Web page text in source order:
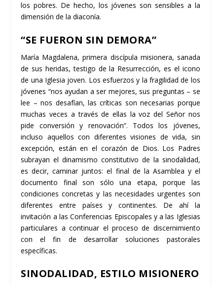
los pobres. De hecho, los jóvenes son sensibles a la
dimensión de la diaconía.
“SE FUERON SIN DEMORA”
María Magdalena, primera discípula misionera, sanada
de sus heridas, testigo de la Resurrección, es el icono
de una Iglesia joven. Los esfuerzos y la fragilidad de los
jóvenes “nos ayudan a ser mejores, sus preguntas – se
lee – nos desafían, las críticas son necesarias porque
muchas veces a través de ellas la voz del Señor nos
pide conversión y renovación”. Todos los jóvenes,
incluso aquellos con diferentes visiones de vida, sin
excepción, están en el corazón de Dios. Los Padres
subrayan el dinamismo constitutivo de la sinodalidad,
es decir, caminar juntos: el final de la Asamblea y el
documento final son sólo una etapa, porque las
condiciones concretas y las necesidades urgentes son
diferentes entre países y continentes. De ahí la
invitación a las Conferencias Episcopales y a las Iglesias
particulares a continuar el proceso de discernimiento
con el fin de desarrollar soluciones pastorales
específicas.
SINODALIDAD, ESTILO MISIONERO